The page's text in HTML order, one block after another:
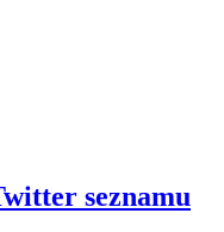
seznamu